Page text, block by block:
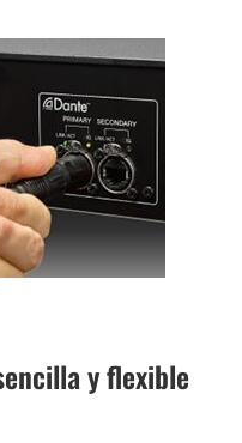
y flexible